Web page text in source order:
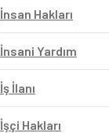
İnsan Hakları
İnsani Yardım
İş İlanı
İşçi Hakları